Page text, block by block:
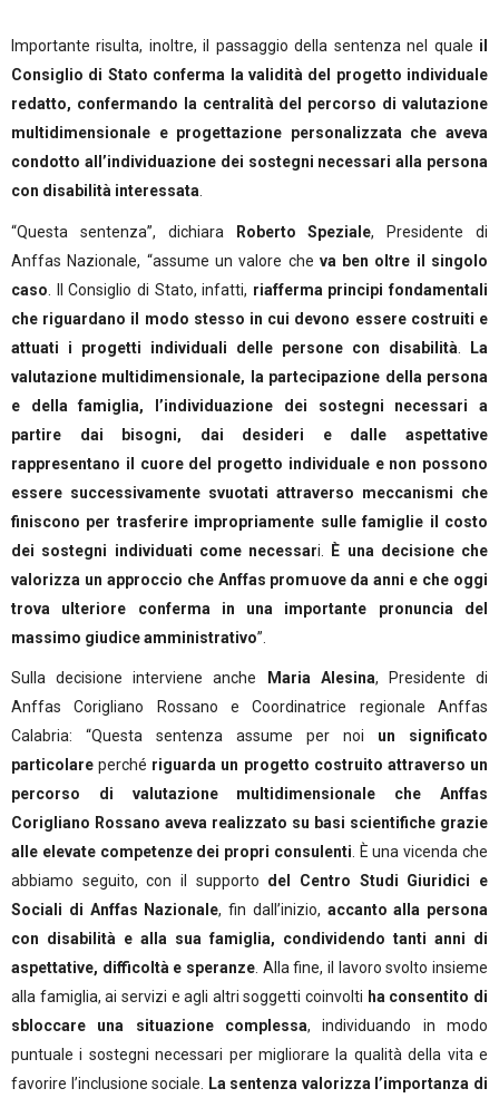
Importante risulta, inoltre, il passaggio della sentenza nel quale il
Consiglio di Stato conferma la validità del progetto individuale
redatto, confermando la centralità del percorso di valutazione
multidimensionale e progettazione personalizzata che aveva
condotto all’individuazione dei sostegni necessari alla persona
con disabilità interessata
“Questa sentenza”, dichiara Roberto Speziale, Presidente di
Anffas Nazionale, “assume un valore che va ben oltre il singolo
caso . Il Consiglio di Stato, infatti, riafferma principi fondamentali
che riguardano il modo stesso in cui devono essere costruiti e
attuati i progetti individuali delle persone con disabilità
La
valutazione multidimensionale, la partecipazione della persona
e della famiglia, l’individuazione dei sostegni necessari a
partire dai bisogni, dai desideri e dalle aspettative
rappresentano il cuore del progetto individuale e non possono
essere successivamente svuotati attraverso meccanismi che
finiscono per trasferire impropriamente sulle famiglie il costo
dei sostegni individuati come necessari.
È una decisione che
valorizza un approccio che Anffas promuove da anni e che oggi
trova ulteriore conferma in una importante pronuncia del
massimo giudice amministrativo”.
Sulla decisione interviene anche Maria Alesina, Presidente di
Anffas Corigliano Rossano e Coordinatrice regionale Anffas
Calabria: “Questa sentenza assume per noi un significato
particolareperché riguarda un progetto costruito attraverso un
percorso di valutazione multidimensionale che Anffas
Corigliano Rossano aveva realizzato su basi scientifiche grazie
alle elevate competenze dei propri consulenti. È una vicenda che
abbiamo seguito, con il supporto del Centro Studi Giuridici e
Sociali di Anffas Nazionale, fin dall’inizio, accanto alla persona
con disabilità e alla sua famiglia, condividendo tanti anni di
aspettative, difficoltà e speranze. Alla fine, il lavoro svolto insieme
alla famiglia, ai servizi e agli altri soggetti coinvolti ha consentito di
sbloccare una situazione complessa, individuando in modo
puntuale i sostegni necessari per migliorare la qualità della vita e
favorire l’inclusione sociale. La sentenza valorizza l’importanza di